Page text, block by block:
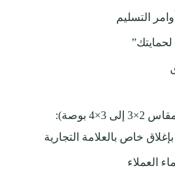
التسليم
بوصة):
خاص بالعلامة التجارية
العملاء